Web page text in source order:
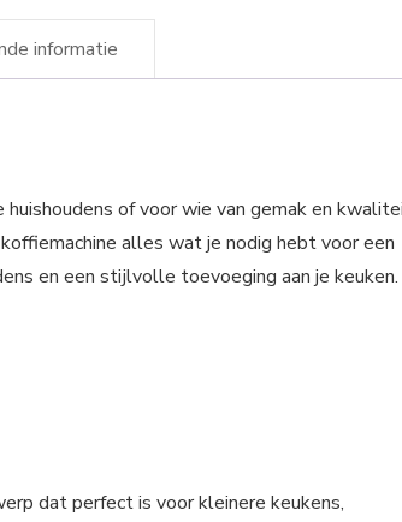
informatie
of voor wie van gemak en
alles wat je nodig hebt voor een
en een stijlvolle toevoeging aan je keuken.
dat perfect is voor kleinere keukens,